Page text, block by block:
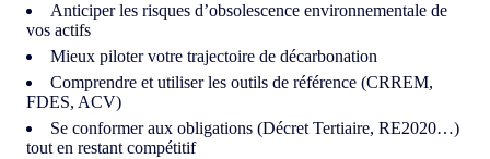
Anticiper les risques d’obsolescence environnementale de
vos actifs
Mieux piloter votre trajectoire de décarbonation
Comprendre et utiliser les outils de référence (CRREM,
FDES, ACV)
Se conformer aux obligations (Décret Tertiaire, RE2020…)
tout en restant compétitif